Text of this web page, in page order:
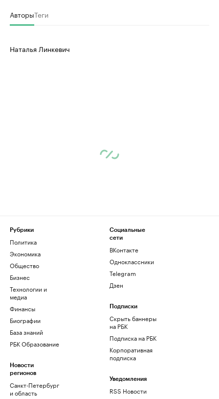
АвторыТеги
Наталья Линкевич
Рубрики
Политика
Экономика
Общество
Бизнес
Технологии и
медиа
Финансы
Биографии
База знаний
РБК Образование
Новости
регионов
Санкт-Петербург
и область
Социальные
сети
ВКонтакте
Одноклассники
Telegram
Дзен
Подписки
Скрыть баннеры
на РБК
Подписка на РБК
Корпоративная
подписка
Уведомления
RSS Новости